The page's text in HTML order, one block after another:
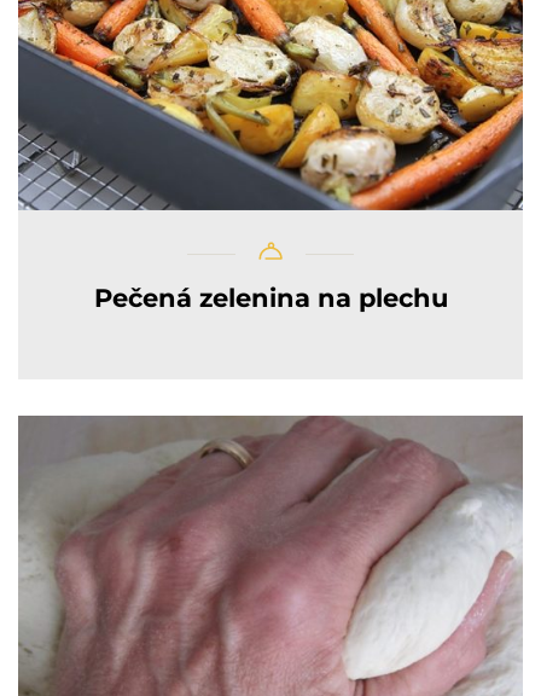
Pečená zelenina na plechu